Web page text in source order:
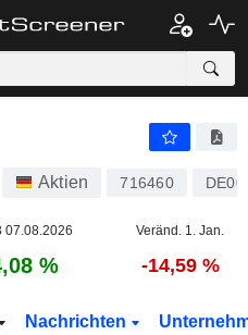
Aktien 716460
07.08.2026 Veränd. 1. Jan.
% -14,59 %
Nachrichten